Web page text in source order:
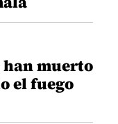
a
captado